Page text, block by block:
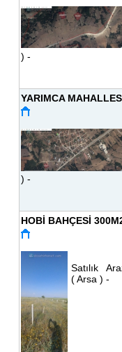
) -
YARIMCA
) -
HOBİ BAHÇESİ
Satılık
( Arsa ) -